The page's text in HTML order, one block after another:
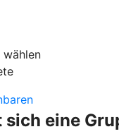
wählen
sich eine